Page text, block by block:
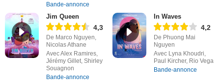
Bande-annonce
Jim Queen
4,3
De Marco Nguyen,
Nicolas Athane
Avec Alex Ramires,
Jérémy Gillet, Shirley
Souagnon
Bande-annonce
In Waves
4,2
De Phuong Mai
Nguyen
Avec Lyna Khoudri,
Paul Kircher, Rio Vega
Bande-annonce